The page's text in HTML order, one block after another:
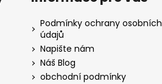
Podmínky ochrany osobních
údajů
Napište nám
Náš Blog
obchodní podmínky